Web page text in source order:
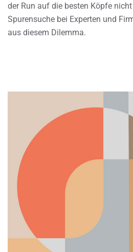
der Run auf die besten Köpfe
Spurensuche bei Experten und
aus diesem Dilemma.